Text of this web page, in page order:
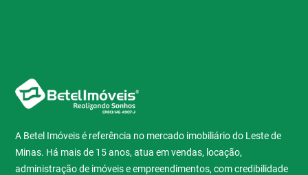
A Betel Imóveis é referência no mercado imobiliário do Leste de
Minas. Há mais de 15 anos, atua em vendas, locação,
administração de imóveis e empreendimentos, com credibilidade